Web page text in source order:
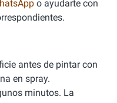
o ayudarte con
antes de pintar con
en spray.
minutos. La